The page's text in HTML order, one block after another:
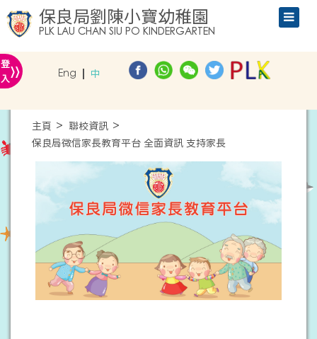
保良局劉陳小寶幼稚園
PLK LAU CHAN SIU PO KINDERGARTEN
登
入» Eng 中
主頁
聯校資訊
保良局微信家長教育平台 全面資訊 支持家長